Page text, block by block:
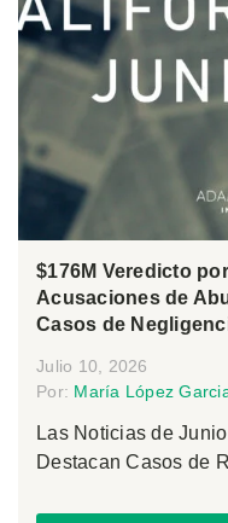
$176M Veredicto
Acusaciones de
Casos de
Julio 10, 2026
Por: María López
Las Noticias de
Destacan Casos de